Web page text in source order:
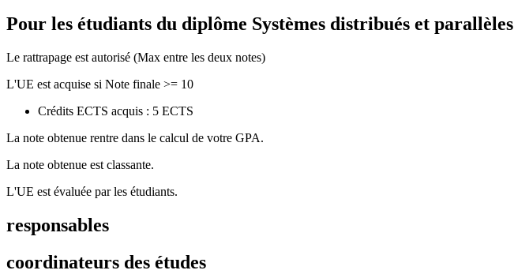
Pour les étudiants du diplôme Systèmes distribués et
Le rattrapage est autorisé (Max entre les deux notes)
L'UE est acquise si Note finale >= 10
Crédits ECTS acquis : 5 ECTS
La note obtenue rentre dans le calcul de votre GPA.
La note obtenue est classante.
L'UE est évaluée par les étudiants.
responsables
coordinateurs des études